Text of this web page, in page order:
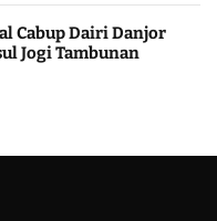
Cabup Dairi Danjor
Jogi Tambunan